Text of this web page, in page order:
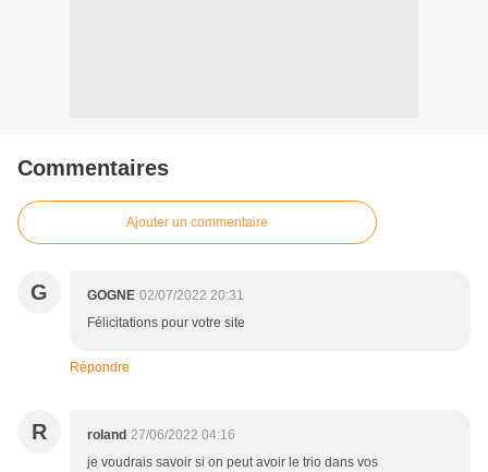
Commentaires
Ajouter un commentaire
G GOGNE 02/07/2022 20:31
Félicitations pour votre site
Répondre
R roland 27/06/2022 04:16
je voudrais savoir si on peut avoir le trio dans vos